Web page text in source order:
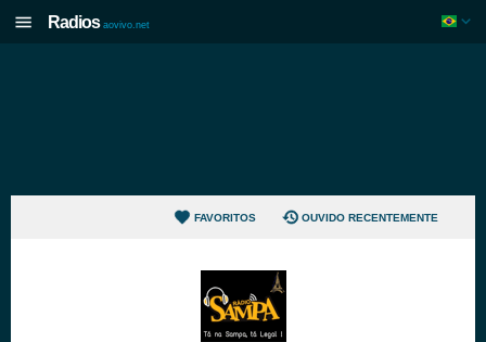
Radios aovivo.net
FAVORITOS OUVIDO RECENTEMENTE